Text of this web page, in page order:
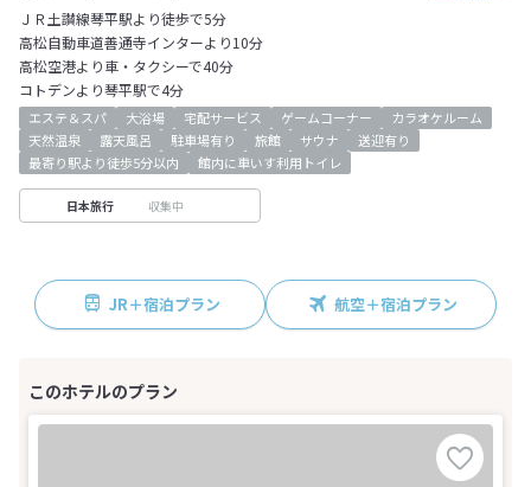
ＪＲ土讃線琴平駅より徒歩で5分
高松自動車道善通寺インターより10分
高松空港より車・タクシーで40分
コトデンより琴平駅で4分
エステ＆スパ 大浴場 宅配サービス ゲームコーナー
カラオケルーム
天然温泉
露天風呂 駐車場有り 旅館 サウナ
送迎有り
最寄り駅より徒歩5分以内
館内に車いす利用トイレ
日本旅行 収集中
JR＋宿泊プラン 航空＋宿泊プラン